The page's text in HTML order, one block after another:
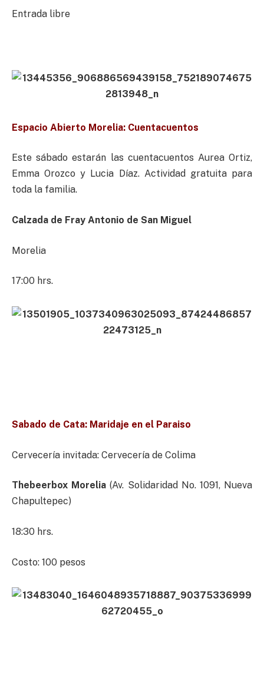
Entrada libre
Espacio Abierto Morelia: Cuentacuentos
Este sábado estarán las cuentacuentos Aurea Ortiz,
Emma Orozco y Lucia Díaz. Actividad gratuita para
toda la familia.
Calzada de Fray Antonio de San Miguel
Morelia
17:00 hrs.
Sabado de Cata: Maridaje en el Paraiso
Cervecería invitada: Cervecería de Colima
Thebeerbox Morelia (Av. Solidaridad No. 1091, Nueva
Chapultepec)
18:30 hrs.
Costo: 100 pesos